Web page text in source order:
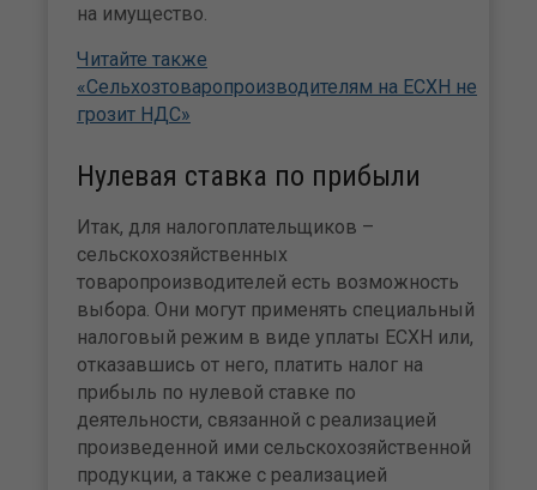
на имущество.
Читайте также
«Сельхозтоваропроизводителям на ЕСХН не
грозит НДС»
Нулевая ставка по прибыли
Итак, для налогоплательщиков –
сельскохозяйственных
товаропроизводителей есть возможность
выбора. Они могут применять специальный
налоговый режим в виде уплаты ЕСХН или,
отказавшись от него, платить налог на
прибыль по нулевой ставке по
деятельности, связанной с реализацией
произведенной ими сельскохозяйственной
продукции, а также с реализацией